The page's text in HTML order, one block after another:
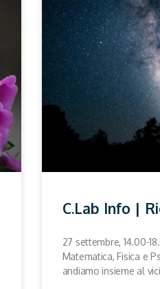
C.Lab Info |
27 settembre, 14.00-
Matematica, Fisica e
andiamo insieme al